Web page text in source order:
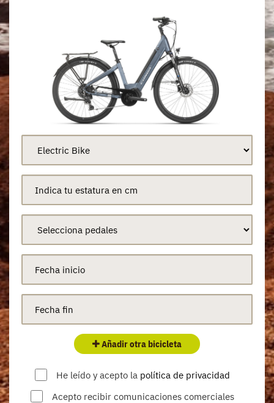
Añadir otra bicicleta
He leído y acepto la política de privacidad
Acepto recibir comunicaciones comerciales